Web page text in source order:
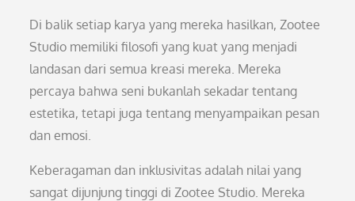
Di balik setiap karya yang mereka hasilkan, Zootee
Studio memiliki filosofi yang kuat yang menjadi
landasan dari semua kreasi mereka. Mereka
percaya bahwa seni bukanlah sekadar tentang
estetika, tetapi juga tentang menyampaikan pesan
dan emosi.
Keberagaman dan inklusivitas adalah nilai yang
sangat dijunjung tinggi di Zootee Studio. Mereka